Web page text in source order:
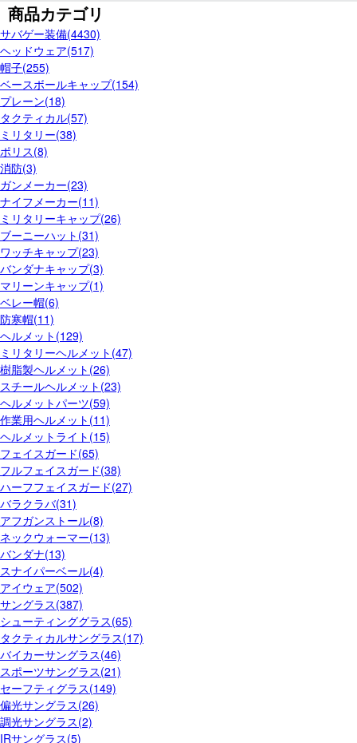
商品カテゴリ
サバゲー装備(4430)
ヘッドウェア(517)
帽子(255)
ベースボールキャップ(154)
プレーン(18)
タクティカル(57)
ミリタリー(38)
ポリス(8)
消防(3)
ガンメーカー(23)
ナイフメーカー(11)
ミリタリーキャップ(26)
ブーニーハット(31)
ワッチキャップ(23)
バンダナキャップ(3)
マリーンキャップ(1)
ベレー帽(6)
防寒帽(11)
ヘルメット(129)
ミリタリーヘルメット(47)
樹脂製ヘルメット(26)
スチールヘルメット(23)
ヘルメットパーツ(59)
作業用ヘルメット(11)
ヘルメットライト(15)
フェイスガード(65)
フルフェイスガード(38)
ハーフフェイスガード(27)
バラクラバ(31)
アフガンストール(8)
ネックウォーマー(13)
バンダナ(13)
スナイパーベール(4)
アイウェア(502)
サングラス(387)
シューティンググラス(65)
タクティカルサングラス(17)
バイカーサングラス(46)
スポーツサングラス(21)
セーフティグラス(149)
偏光サングラス(26)
調光サングラス(2)
IRサングラス(5)